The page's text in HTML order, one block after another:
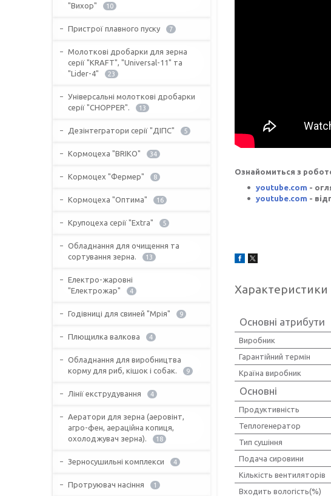
Ознайомиться з
youtube.com -
youtube.com -
Характеристики
Основні атрибути
Виробник
Гарантійний термін
Країна виробник
Основні
Продуктивність
Теплогенератор
Тип сушіння
Подача сировини
Кількість вентиляторів
Входить вологість(%)
"Вихор"
10
Пристрої плавного пуску 7
Молоткові дробарки для зерна
серії "KRAFT", "Universal-11" та
"Lider-4"
23
Універсальні молоткові дробарки
серії "CHOPPER".
13
Дезінтегратори серії "ДІПС" 5
Кормоцеха "BRIKO" 34
Кормоцех "Фермер" 8
Кормоцеха "Оптима" 16
Крупоцеха серії "Extra" 5
Обладнання для очищення та
сортування зерна.
13
Електро-жаровні
"Електрожар"
4
Годівниці для свиней "Мрія" 9
Плющилка валкова 4
Обладнання для виробництва
корму для риб, кішок і собак.
9
Лінії екструдування 4
Аератори для зерна (аеровінт,
агро-фен, аераційна копиця,
охолоджувач зерна).
18
Зерносушильні комплекси 4
Протруювач насіння 1